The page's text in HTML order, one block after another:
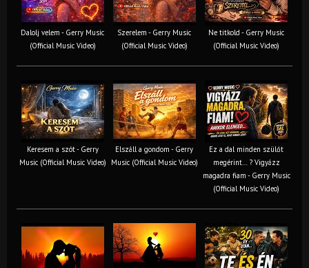
Dalolj velem - Gerry Music
(Official Music Video)
Szerelem - Gerry Music
(Official Music Video)
Ne titkold - Gerry Music
(Official Music Video)
Keresem a szót - Gerry
Music (Official Music Video)
Elszáll a gondom - Gerry
Music (Official Music Video)
Ez a dal minden szülőt
megérint… ? Vigyázz
magadra fiam - Gerry Music
(Official Music Video)